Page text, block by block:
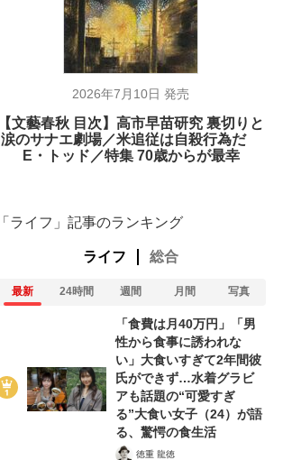
2026年7月10日 発売
【文藝春秋 目次】高市早苗研究 裏切りと
涙のサナエ劇場／米追従は自殺行為だ
E・トッド／特集 70歳からが最幸
「ライフ」記事のランキング
ライフ 総合
最新 24時間 週間 月間 写真
「食費は月40万円」「男
性から食事に誘われな
い」大食いすぎて2年間彼
氏ができず…水着グラビ
アも話題の“可愛すぎ
る”大食い女子（24）が語
る、驚愕の食生活
徳重 龍徳